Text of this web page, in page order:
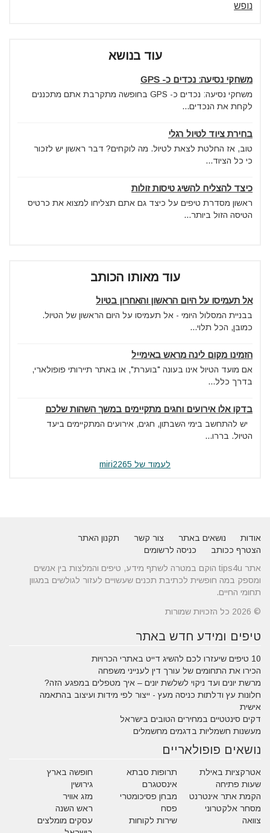
נופש
עוד בנושא
משחקי נסיעה: נכדים כ- GPS
משחקי נסיעה: נכדים כ- GPS בחופשה מתקרבת אתם מתכננים
לקחת את הנכדים...
בחירת ציוד לטיול רגלי
טוב, אז החלטת לצאת לטיול. מה לוקחים? דבר ראשון יש לזכור
כי כל הציוד...
כיצד להצליח להשיג טיסות זולות
ראשון מסדרת טיפים על כיצד גם אתם תצליחו למצוא את כרטיס
הטיסה הזול ביותר...
עוד מאותו הכותב
אל תעמיסו על היום הראשון והאחרון בטיול
בבניית המסלול היומי - אל תעמיסו על היום הראשון של הטיול.
כמובן, הכל תלוי...
הזמינו מקום לינה מראש באימייל
אם מועד הטיול אינו בעונה "בוערת", או באתר תיירותי פופולארי,
בדרך כלל...
בדקו אלו אירועים וחגים מתקיימים במשך השהות שלכם
יש להתחשב בימי השבתון, חגים, אירועים המתקיימים ביעד
הטיול. בררו...
לעמוד של miri2265
אודות נושאים באתר צור קשר
תקנון האתר
הצטרף ככותב
כניסה לרשומים
אתר tips4u הוקם במטרה לשתף מידע, טיפים והמלצות בין אנשים
ומספק במה חופשית לכתיבת תכנים שעשויים לעזור לגולשים במגוון
תחומי החיים.
© 2026 כל הזכויות שמורות
טיפים ומידע חדש באתר
10 טיפים שיעזרו לכם להשיג דייט באתרי הכרויות
הכירו את התחומים של עורך דין לענייני משפחה
מרשת יונים ועד ניקוי לשלשת יונים – איך מטפלים במפגע הזה?
חלונות עץ ודלתות כניסה מעץ - ייצור לפי מידות ועיצוב בהתאמה
אישית
דקים סינטטיים במחירים הטובים בישראל
מעשנות חשמליות בדגמים מחשמלים
נושאים פופולאריים
אטרקציות באילת תרופות סבתא
חופשה בארץ
שעות פתיחה
אינסטגרם
גירושין
הקמת אתר אינטרנט
מבחן פסיכומטרי
מזג אוויר
מסחר אלקטרוני
פסח
ראש השנה
צוואה
שירות לקוחות
עסקים מומלצים